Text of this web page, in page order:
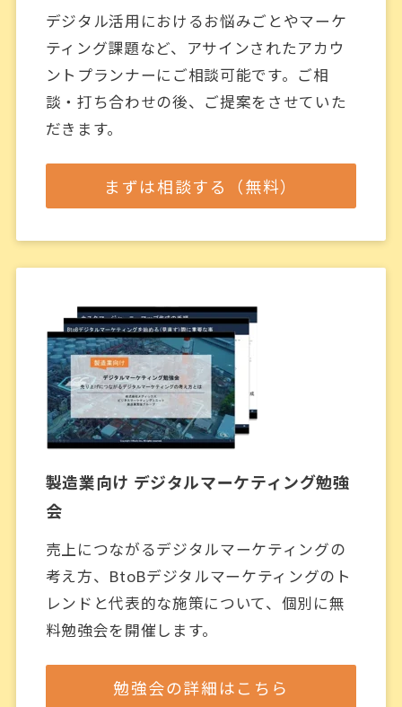
デジタル活用におけるお悩みごとやマーケ
ティング課題など、アサインされたアカウ
ントプランナーにご相談可能です。ご相
談・打ち合わせの後、ご提案をさせていた
だきます。
まずは相談する（無料）
製造業向け デジタルマーケティング勉強
会
売上につながるデジタルマーケティングの
考え方、BtoBデジタルマーケティングのト
レンドと代表的な施策について、個別に無
料勉強会を開催します。
勉強会の詳細はこちら